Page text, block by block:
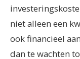
niet alleen een
ook financieel
dan te wachten